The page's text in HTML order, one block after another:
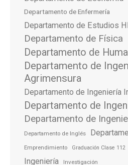
Departamento de Enfermería
Departamento de Estudios
Departamento de Física
Departamento de
Departamento de
Agrimensura
Departamento de Ingeniería
Departamento de
Departamento de
Departamento de Inglés
Emprendimiento Graduación Clase 112
Ingeniería Investigación